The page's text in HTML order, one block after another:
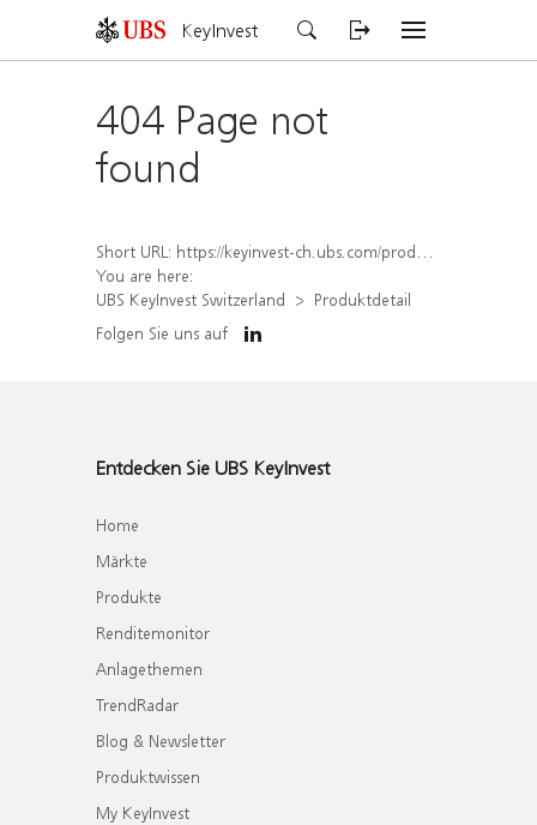
KeyInvest
404 Page not
found
Short URL: https://keyinvest-ch.ubs.com/produkt/detail/index/isin/CH1569451722
You are here:
UBS KeyInvest Switzerland
Produktdetail
Folgen Sie uns auf
Entdecken Sie UBS KeyInvest
Home
Märkte
Produkte
Renditemonitor
Anlagethemen
TrendRadar
Blog & Newsletter
Produktwissen
My KeyInvest